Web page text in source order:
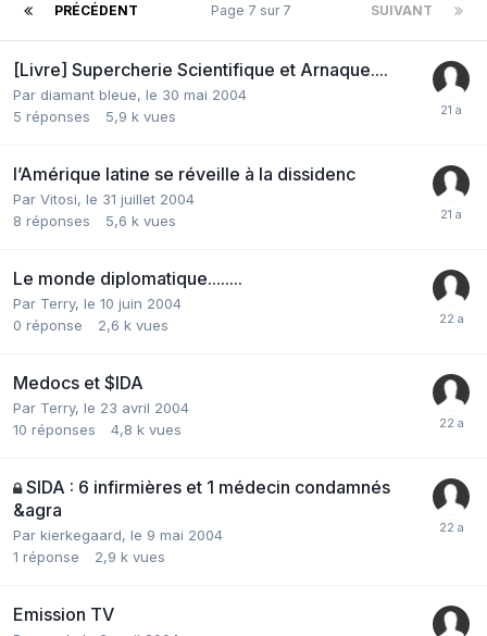
PRÉCÉDENT SUIVANT
Page 7 sur 7
[Livre] Supercherie Scientifique et Arnaque....
Par diamant bleue, le 30 mai 2004
5 réponses 5,9 k vues
l’Amérique latine se réveille à la dissidenc
Par Vitosi, le 31 juillet 2004
8 réponses 5,6 k vues
Le monde diplomatique........
Par Terry, le 10 juin 2004
0 réponse 2,6 k vues
Medocs et $IDA
Par Terry, le 23 avril 2004
10 réponses 4,8 k vues
SIDA : 6 infirmières et 1 médecin condamnés
&agra
Par kierkegaard, le 9 mai 2004
1 réponse 2,9 k vues
Emission TV